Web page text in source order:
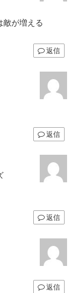
敵が増える
返信
返信
返信
返信